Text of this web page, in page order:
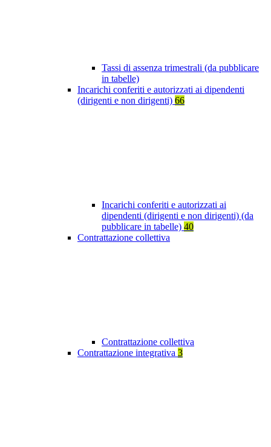
Tassi di assenza trimestrali (da pubblicare
in tabelle)
Incarichi conferiti e autorizzati ai dipendenti
(dirigenti e non dirigenti) 66
Incarichi conferiti e autorizzati ai
dipendenti (dirigenti e non dirigenti) (da
pubblicare in tabelle) 40
Contrattazione collettiva
Contrattazione collettiva
Contrattazione integrativa 3